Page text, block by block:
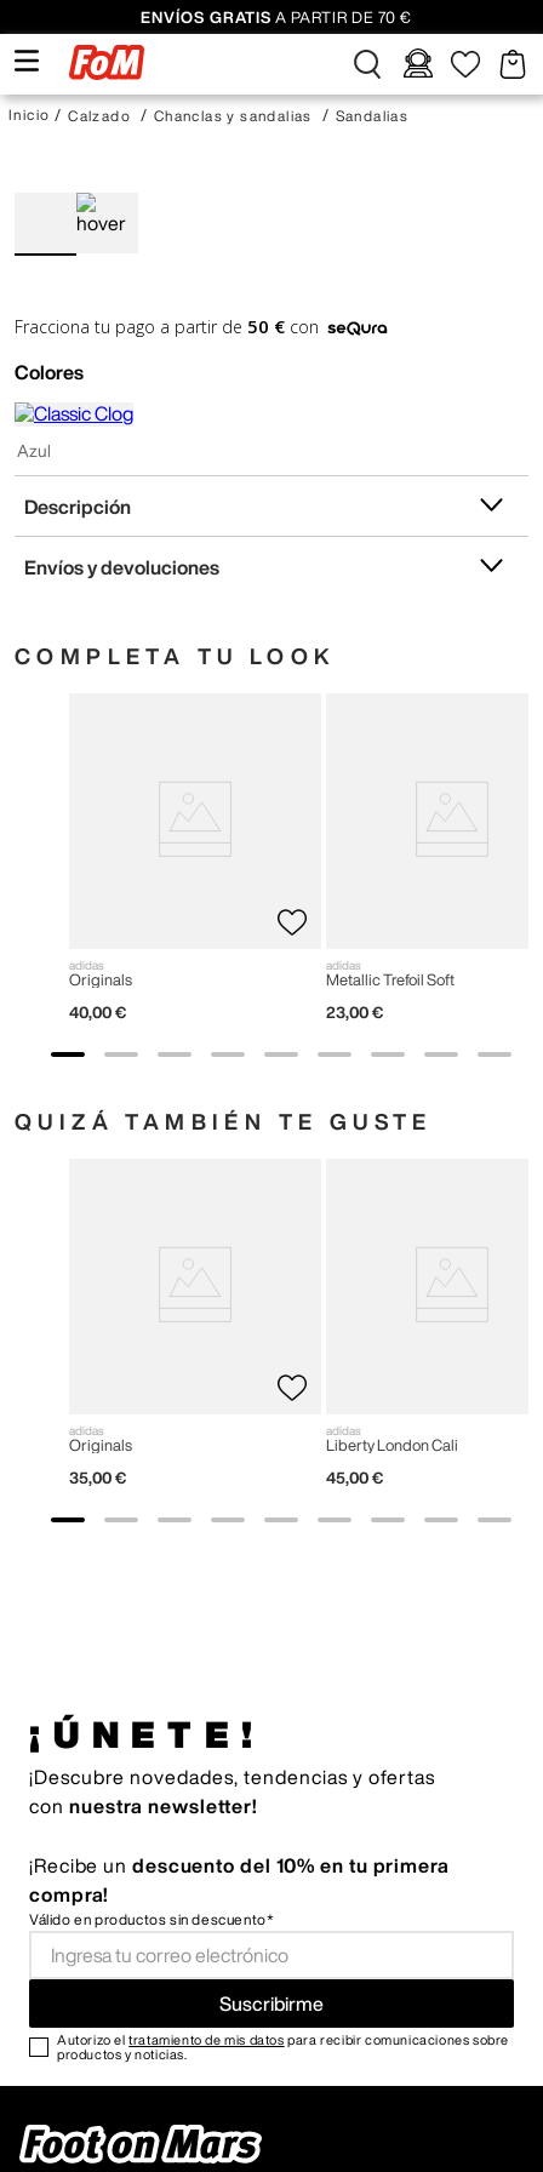
ENVÍOS GRATIS A PARTIR DE 70 €
Calzado Chanclas y sandalias Sandalias
Fracciona tu pago a partir de 50 € con
Colores
Azul
Descripción
Envíos y devoluciones
COMPLETA TU LOOK
adidas
Originals
40,00 €
adidas
Metallic Trefoil Soft
23,00 €
QUIZÁ TAMBIÉN TE GUSTE
adidas
Originals
35,00 €
adidas
Liberty London Cali
45,00 €
¡ÚNETE!
¡Descubre novedades, tendencias y ofertas
con nuestra newsletter!
¡Recibe un descuento del 10% en tu primera
compra!
Válido en productos sin descuento*
Suscribirme
Autorizo eltratamiento de mis datos para recibir comunicaciones sobre
productos y noticias.